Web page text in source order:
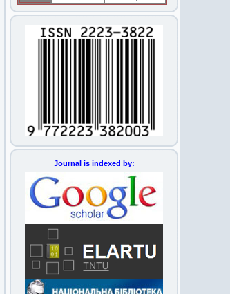
Journal is indexed by: